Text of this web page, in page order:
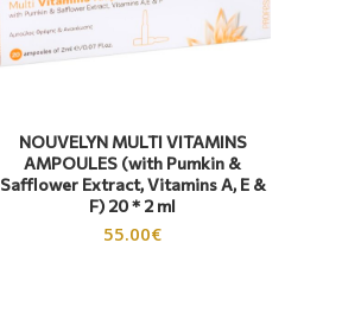
NOUVELYN MULTI VITAMINS
AMPOULES (with Pumkin &
Safflower Extract, Vitamins A, E &
F) 20 * 2 ml
55.00€